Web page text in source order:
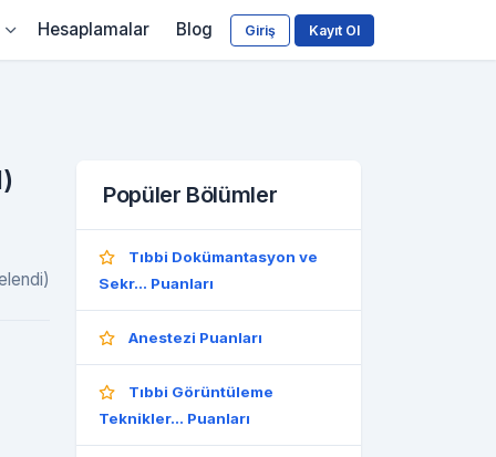
Giriş Kayıt Ol
Hesaplamalar Blog
Popüler Bölümler
Tıbbi Dokümantasyon ve
Sekr... Puanları
Anestezi Puanları
Tıbbi Görüntüleme
Teknikler... Puanları